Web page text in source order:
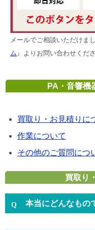
メールでご相談いただけま
ム 』よりお問い合わせくださ
PA・音響機
買取り・お見積りに
作業について
その他のご質問につ
買取り
本当にどんなもの